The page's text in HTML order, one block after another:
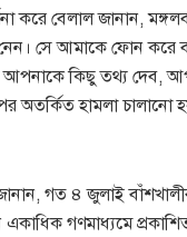
করে বেলাল জানান,
সে আমাকে ফোন করে
কিছু তথ্য দেব,
অতর্কিত হামলা চালানো
গত ৪ জুলাই
একাধিক গণমাধ্যমে